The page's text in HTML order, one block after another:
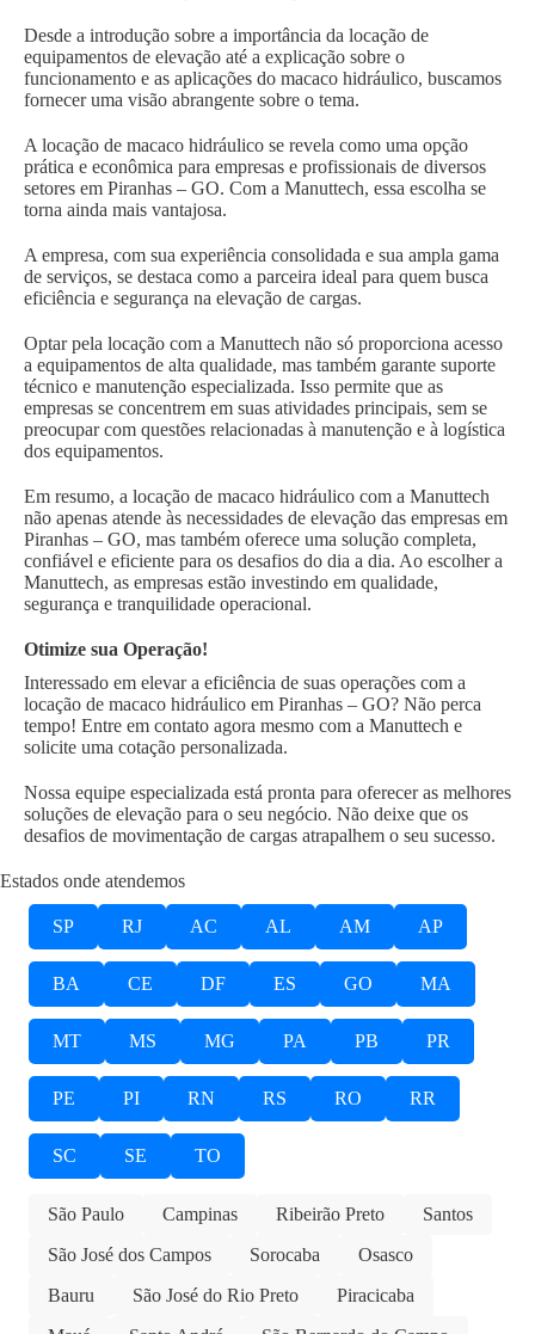
Desde a introdução sobre a importância da locação de
equipamentos de elevação até a explicação sobre o
funcionamento e as aplicações do macaco hidráulico, buscamos
fornecer uma visão abrangente sobre o tema.
A locação de macaco hidráulico se revela como uma opção
prática e econômica para empresas e profissionais de diversos
setores em Piranhas – GO. Com a Manuttech, essa escolha se
torna ainda mais vantajosa.
A empresa, com sua experiência consolidada e sua ampla gama
de serviços, se destaca como a parceira ideal para quem busca
eficiência e segurança na elevação de cargas.
Optar pela locação com a Manuttech não só proporciona acesso
a equipamentos de alta qualidade, mas também garante suporte
técnico e manutenção especializada. Isso permite que as
empresas se concentrem em suas atividades principais, sem se
preocupar com questões relacionadas à manutenção e à logística
dos equipamentos.
Em resumo, a locação de macaco hidráulico com a Manuttech
não apenas atende às necessidades de elevação das empresas em
Piranhas – GO, mas também oferece uma solução completa,
confiável e eficiente para os desafios do dia a dia. Ao escolher a
Manuttech, as empresas estão investindo em qualidade,
segurança e tranquilidade operacional.
Otimize sua Operação!
Interessado em elevar a eficiência de suas operações com a
locação de macaco hidráulico em Piranhas – GO? Não perca
tempo! Entre em contato agora mesmo com a Manuttech e
solicite uma cotação personalizada.
Nossa equipe especializada está pronta para oferecer as melhores
soluções de elevação para o seu negócio. Não deixe que os
desafios de movimentação de cargas atrapalhem o seu sucesso.
Estados onde atendemos
SP RJ AC AL AM AP
BA CE DF ES GO MA
MT MS MG PA PB PR
PE PI RN RS RO RR
SC SE TO
São Paulo Campinas Ribeirão Preto
Santos
São José dos Campos
Sorocaba
Osasco
Bauru
São José do Rio Preto
Piracicaba